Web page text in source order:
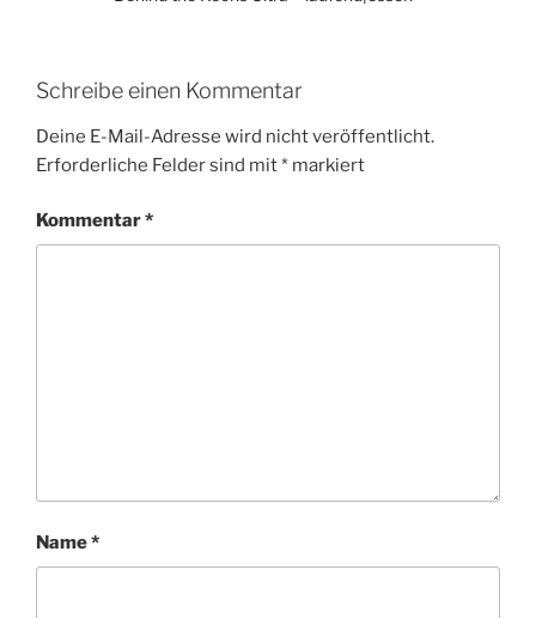
Schreibe einen Kommentar
Deine E-Mail-Adresse wird nicht veröffentlicht.
Erforderliche Felder sind mit* markiert
Kommentar*
Name*